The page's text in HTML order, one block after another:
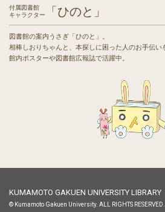
付属図書館
キャラクター
「ひのと」
図書館の案内うさぎ「ひのと」。
相棒しおりちゃんと、本探しに困った人のお手伝い
館内ポスターや図書館広報誌で活躍中。
KUMAMOTO GAKUEN UNIVERSITY LIBRARY
© Kumamoto Gakuen University. ALL RIGHTS RESERVED.